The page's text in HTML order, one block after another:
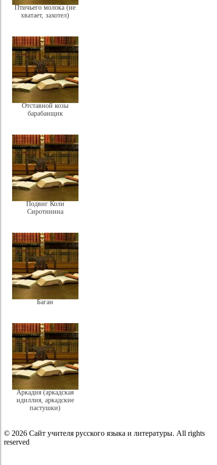
Птичьего молока (не
хватает, захотел)
Отставной козы
барабанщик
Подвиг Коли
Сиротинина
Баган
Аркадия (аркадская
идиллия, аркадские
пастушки)
© 2026 Сайт учителя русского языка и литературы. All rights
reserved